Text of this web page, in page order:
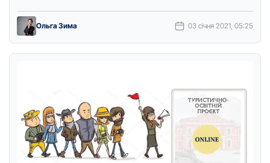
Ольга Зима 03 січня 2021, 05:25